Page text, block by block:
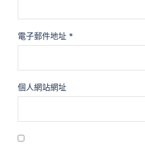
電子郵件地址 *
個人網站網址